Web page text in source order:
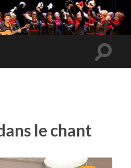
Toggle
le chant